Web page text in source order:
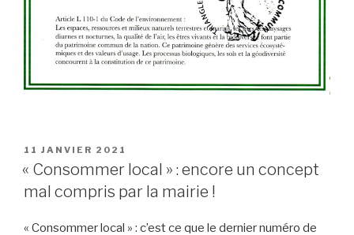
PUBLIÉ
LE
11 JANVIER 2021
« Consommer local » : encore un concept
mal compris par la mairie !
« Consommer local » : c’est ce que le dernier numéro de